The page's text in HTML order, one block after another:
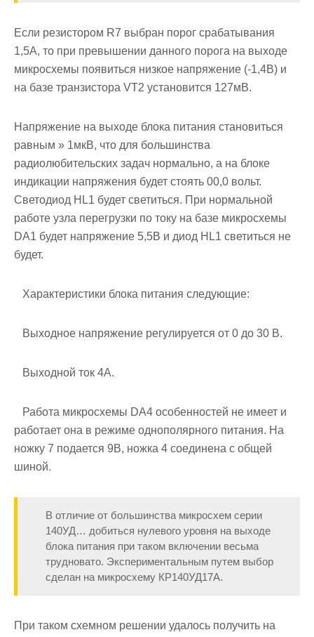
Если резистором R7 выбран порог срабатывания
1,5А, то при превышении данного порога на выходе
микросхемы появиться низкое напряжение (-1,4В) и
на базе транзистора VT2 установится 127мВ.
Напряжение на выходе блока питания становиться
равным » 1мкВ, что для большинства
радиолюбительских задач нормально, а на блоке
индикации напряжения будет стоять 00,0 вольт.
Светодиод HL1 будет светиться. При нормальной
работе узла перегрузки по току на базе микросхемы
DA1 будет напряжение 5,5В и диод HL1 светиться не
будет.
Характеристики блока питания следующие:
Выходное напряжение регулируется от 0 до 30 В.
Выходной ток 4А.
Работа микросхемы DA4 особенностей не имеет и
работает она в режиме однополярного питания. На
ножку 7 подается 9В, ножка 4 соединена с общей
шиной.
В отличие от большинства микросхем серии
140УД… добиться нулевого уровня на выходе
блока питания при таком включении весьма
трудновато. Экспериментальным путем выбор
сделан на микросхему КР140УД17А.
При таком схемном решении удалось получить на